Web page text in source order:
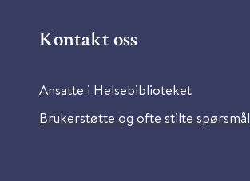
Kontakt oss
Ansatte i Helsebiblioteket
Brukerstøtte og ofte stilte spørsmål